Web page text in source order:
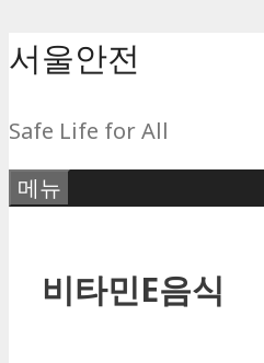
컨
로
건
너
서울안전
Safe Life for All
메뉴
비타민E음식